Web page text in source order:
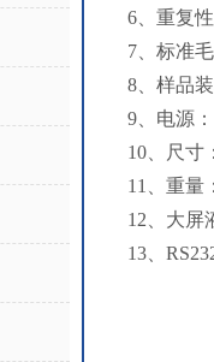
6、重复
7、标准
8、样品
9、电源
10、尺寸
11、重量
12、大屏
13、